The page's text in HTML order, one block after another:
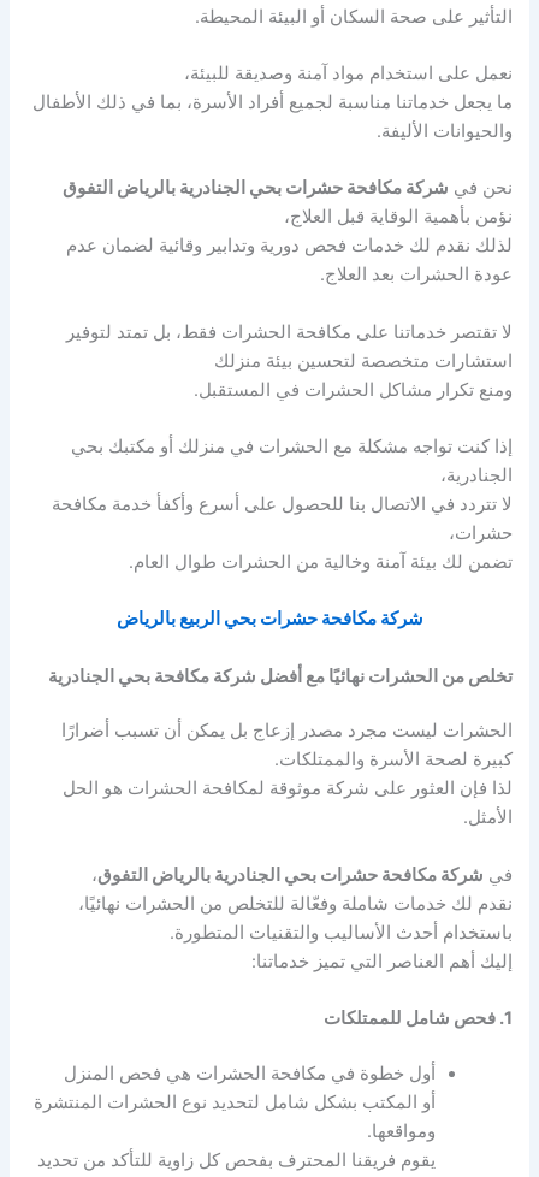
التأثير على صحة السكان أو البيئة المحيطة.
نعمل على استخدام مواد آمنة وصديقة للبيئة،
ما يجعل خدماتنا مناسبة لجميع أفراد الأسرة، بما في ذلك الأطفال
والحيوانات الأليفة.
نحن في شركة مكافحة حشرات بحي الجنادرية بالرياض التفوق
نؤمن بأهمية الوقاية قبل العلاج،
لذلك نقدم لك خدمات فحص دورية وتدابير وقائية لضمان عدم
عودة الحشرات بعد العلاج.
لا تقتصر خدماتنا على مكافحة الحشرات فقط، بل تمتد لتوفير
استشارات متخصصة لتحسين بيئة منزلك
ومنع تكرار مشاكل الحشرات في المستقبل.
إذا كنت تواجه مشكلة مع الحشرات في منزلك أو مكتبك بحي
الجنادرية،
لا تتردد في الاتصال بنا للحصول على أسرع وأكفأ خدمة مكافحة
حشرات،
تضمن لك بيئة آمنة وخالية من الحشرات طوال العام.
شركة مكافحة حشرات بحي الربيع بالرياض
تخلص من الحشرات نهائيًا مع أفضل شركة مكافحة بحي الجنادرية
الحشرات ليست مجرد مصدر إزعاج بل يمكن أن تسبب أضرارًا
كبيرة لصحة الأسرة والممتلكات.
لذا فإن العثور على شركة موثوقة لمكافحة الحشرات هو الحل
الأمثل.
في شركة مكافحة حشرات بحي الجنادرية بالرياض التفوق،
نقدم لك خدمات شاملة وفعّالة للتخلص من الحشرات نهائيًا،
باستخدام أحدث الأساليب والتقنيات المتطورة.
إليك أهم العناصر التي تميز خدماتنا:
1. فحص شامل للممتلكات
أول خطوة في مكافحة الحشرات هي فحص المنزل
أو المكتب بشكل شامل لتحديد نوع الحشرات المنتشرة
ومواقعها.
يقوم فريقنا المحترف بفحص كل زاوية للتأكد من تحديد